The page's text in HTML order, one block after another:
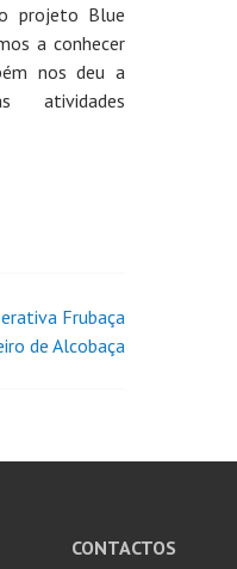
projeto Blue
a conhecer
nos deu a
atividades
Frubaça
de Alcobaça
CONTACTOS